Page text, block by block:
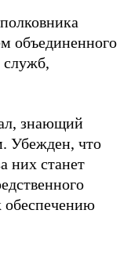
объединенного
служб,
знающий
Убежден, что
них станет
обеспечению